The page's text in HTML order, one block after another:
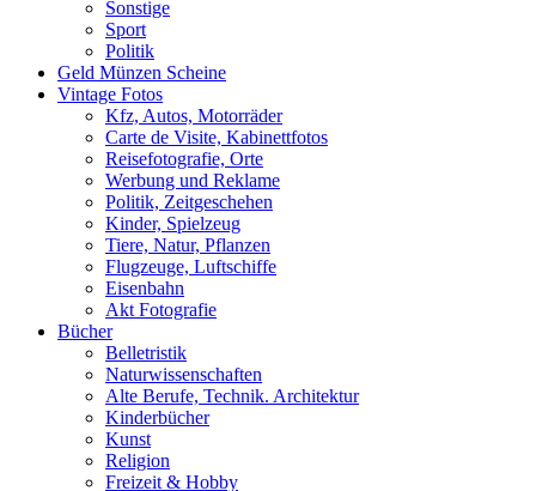
Sonstige
Sport
Politik
Geld Münzen Scheine
Vintage Fotos
Kfz, Autos, Motorräder
Carte de Visite, Kabinettfotos
Reisefotografie, Orte
Werbung und Reklame
Politik, Zeitgeschehen
Kinder, Spielzeug
Tiere, Natur, Pflanzen
Flugzeuge, Luftschiffe
Eisenbahn
Akt Fotografie
Bücher
Belletristik
Naturwissenschaften
Alte Berufe, Technik. Architektur
Kinderbücher
Kunst
Religion
Freizeit & Hobby